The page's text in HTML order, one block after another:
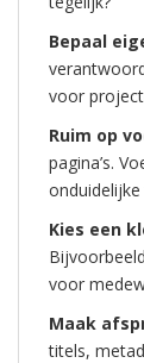
Bepaal
voor
Ruim op
pagina’s.
Kies een
voor
Maak
titels,